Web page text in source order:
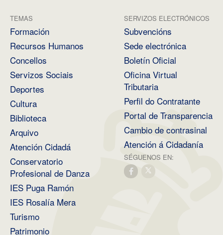
TEMAS
Formación
Recursos Humanos
Concellos
Servizos Sociais
Deportes
Cultura
Biblioteca
Arquivo
Atención Cidadá
Conservatorio
Profesional de Danza
IES Puga Ramón
IES Rosalía Mera
Turismo
Patrimonio
SERVIZOS ELECTRÓNICOS
Subvencións
Sede electrónica
Boletín Oficial
Oficina Virtual
Tributaria
Perfil do Contratante
Portal de Transparencia
Cambio de contrasinal
Atención á Cidadanía
SÉGUENOS EN: